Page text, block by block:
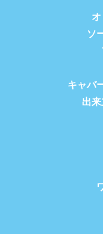
ソ
キャバ
出